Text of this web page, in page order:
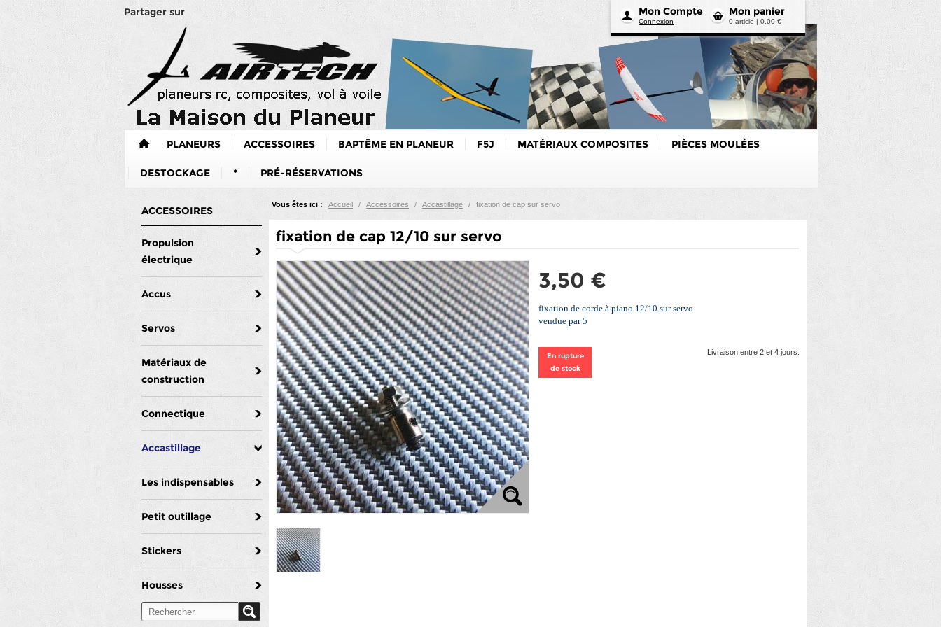
Mon panier
0 article | 0,00 €
Mon Compte
Connexion
Partager sur
PLANEURS ACCESSOIRES BAPTÊME EN PLANEUR F5J MATÉRIAUX COMPOSITES PIÈCES MOULÉES
DESTOCKAGE * PRÉ-RÉSERVATIONS
ACCESSOIRES
Propulsion
électrique
Accus
Servos
Matériaux de
construction
Connectique
Accastillage
Les indispensables
Petit outillage
Stickers
Housses
Vous êtes ici : Accueil / Accessoires / Accastillage / fixation de cap sur servo
fixation de cap 12/10 sur servo
3,50 €
fixation de corde à piano 12/10 sur servo
vendue par 5
En rupture
de stock
Livraison entre 2 et 4 jours.